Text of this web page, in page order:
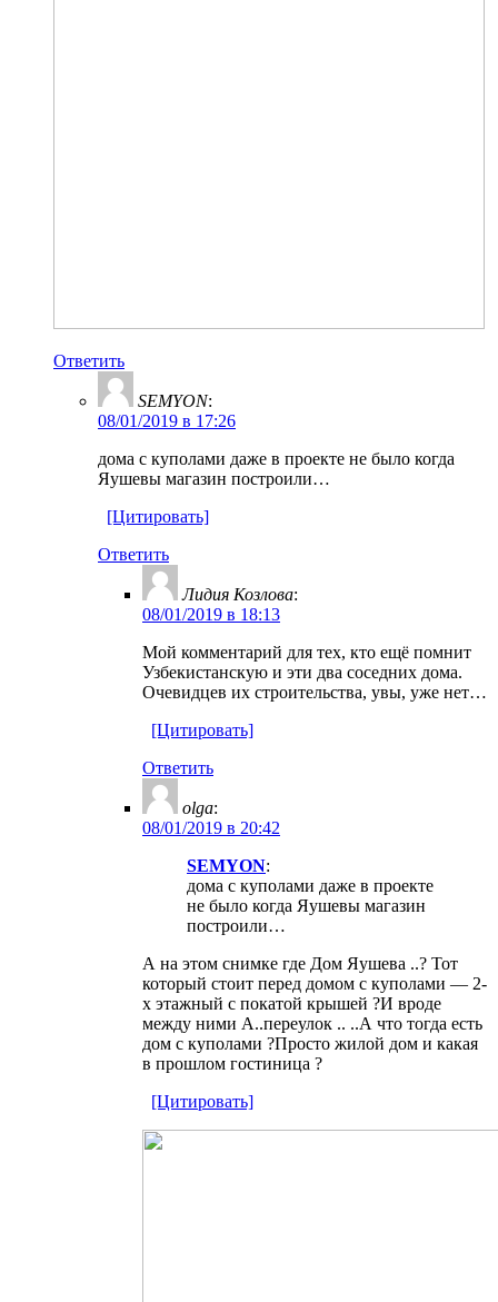
Ответить
SEMYON:
08/01/2019 в 17:26
дома с куполами даже в проекте не было когда
Яушевы магазин построили…
[Цитировать]
Ответить
Лидия Козлова:
08/01/2019 в 18:13
Мой комментарий для тех, кто ещё помнит
Узбекистанскую и эти два соседних дома.
Очевидцев их строительства, увы, уже нет…
[Цитировать]
Ответить
olga:
08/01/2019 в 20:42
SEMYON:
дома с куполами даже в проекте
не было когда Яушевы магазин
построили…
А на этом снимке где Дом Яушева ..? Тот
который стоит перед домом с куполами — 2-
х этажный с покатой крышей ?И вроде
между ними А..переулок .. ..А что тогда есть
дом с куполами ?Просто жилой дом и какая
в прошлом гостиница ?
[Цитировать]